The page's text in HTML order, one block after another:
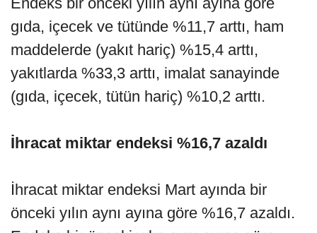
gıda, içecek ve tütünde %11,7 arttı, ham
maddelerde (yakıt hariç) %15,4 arttı,
yakıtlarda %33,3 arttı, imalat sanayinde
(gıda, içecek, tütün hariç) %10,2 arttı.
İhracat miktar endeksi %16,7 azaldı
İhracat miktar endeksi Mart ayında bir
önceki yılın aynı ayına göre %16,7 azaldı.